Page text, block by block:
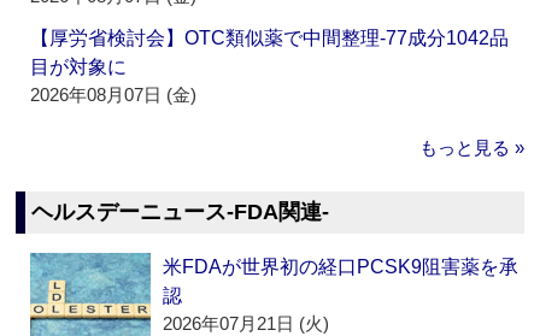
【厚労省検討会】OTC類似薬で中間整理‐77成分1042品
目が対象に
2026年08月07日 (金)
もっと見る »
ヘルスデーニュース‐FDA関連‐
米FDAが世界初の経口PCSK9阻害薬を承
認
2026年07月21日 (火)